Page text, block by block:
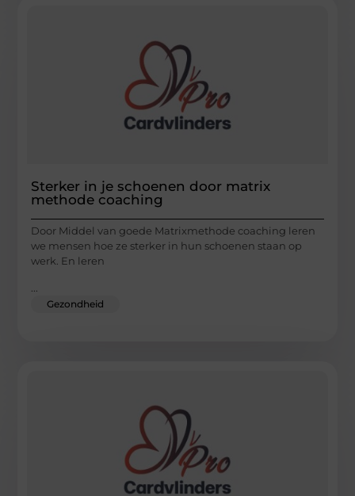
Sterker in je schoenen door matrix
methode coaching
Door Middel van goede Matrixmethode coaching leren
we mensen hoe ze sterker in hun schoenen staan op
werk. En leren
Gezondheid